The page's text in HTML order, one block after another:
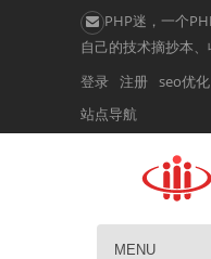
PHP迷，一个
自己的技术摘抄本、
登录 注册 seo优化
站点导航
MENU